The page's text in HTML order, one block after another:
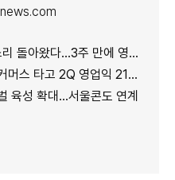
왔다…3주 만에 영업 재개 채비
스 타고 2Q 영업익 21%↑
육성 확대…서울콘도 연계